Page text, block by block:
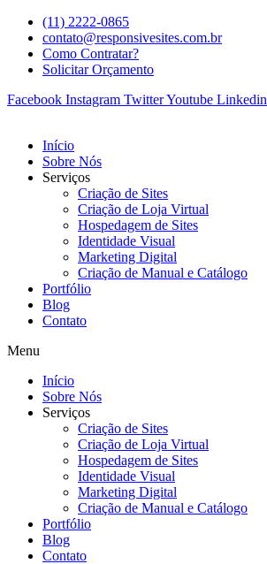
(11) 2222-0865
contato@responsivesites.com.br
Como Contratar?
Solicitar Orçamento
Facebook Instagram TwitterYoutube Linkedin
Início
Sobre Nós
Serviços
Criação de Sites
Criação de Loja Virtual
Hospedagem de Sites
Identidade Visual
Marketing Digital
Criação de Manual e Catálogo
Portfólio
Blog
Contato
Menu
Início
Sobre Nós
Serviços
Criação de Sites
Criação de Loja Virtual
Hospedagem de Sites
Identidade Visual
Marketing Digital
Criação de Manual e Catálogo
Portfólio
Blog
Contato